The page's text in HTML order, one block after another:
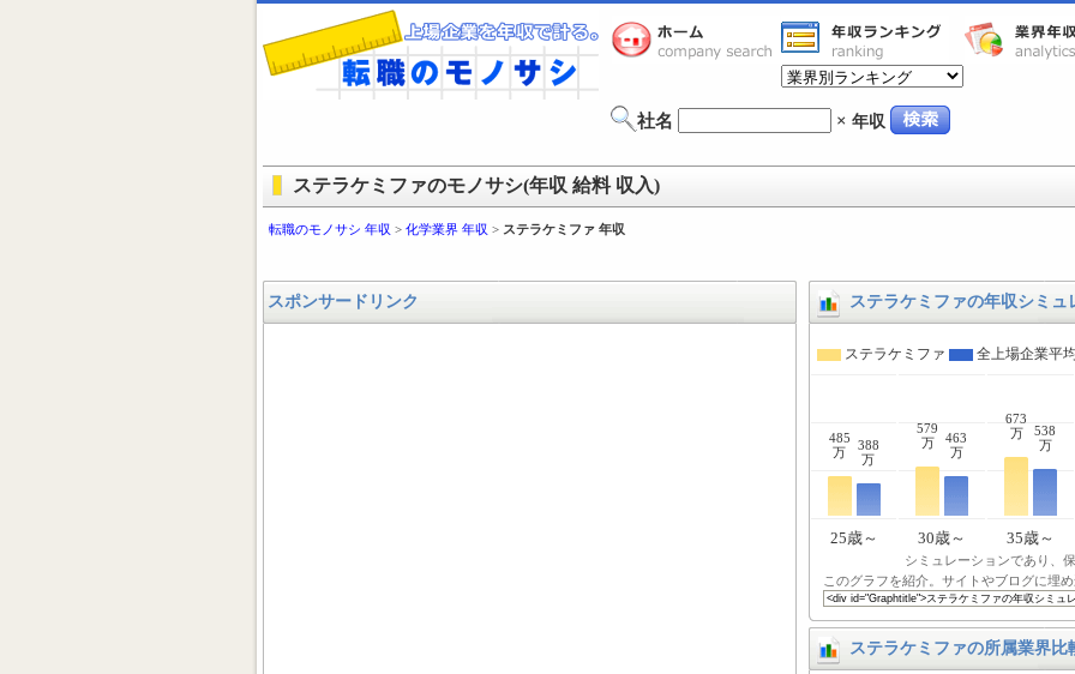
社名 × 年収
ステラケミファのモノサシ(年収 給料 収入)
転職のモノサシ 年収 > 化学業界 年収 > ステラケミファ 年収
スポンサードリンク ステラケミファの年収シミュ
ステラケミファ 全上場企業平
485
万
388
万
579
万
463
万
673
万
538
万
25歳～ 30歳～ 35歳～
シミュレーションであり、
このグラフを紹介。サイトやブログに埋
ステラケミファの所属業界比